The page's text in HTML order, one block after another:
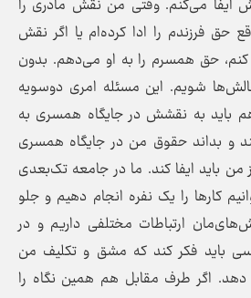
ایفا می‌کنم. وقتی من نقش مادری را
حق فرزندم را ادا کرده‌ام یا اگر نقش
حق همسرم را به او می‌دهم. بدون
شویم. این مسئله امری دوسویه
باید به نقشش در جایگاه همسری به
و بداند حقوق من در جایگاه همسری
باید ایفا کند. ما در جامعه تک‌بعدی
کار‌ها را یک نفره انجام دهیم و جلو
ارتباطات مختلفی داریم و در
باید فکر کند که مشق و تکلیف من
اگر طرف مقابل هم همین نگاه را